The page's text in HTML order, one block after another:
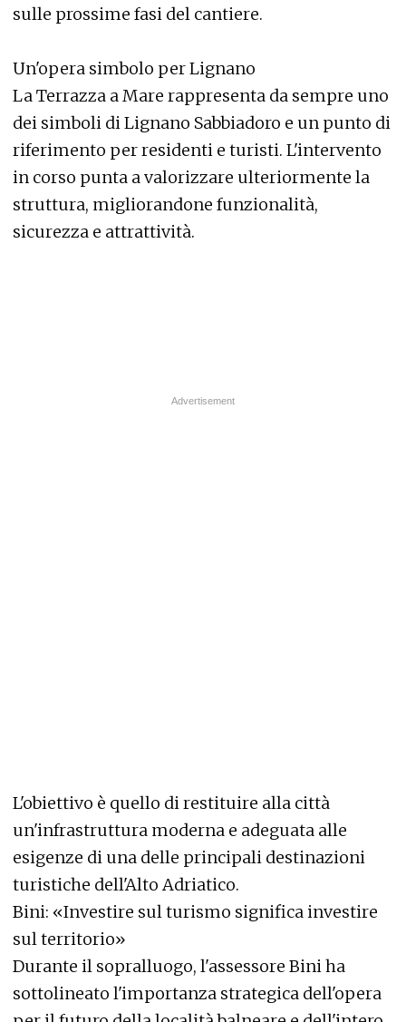
sulle prossime fasi del cantiere.
Un'opera simbolo per Lignano
La Terrazza a Mare rappresenta da sempre uno
dei simboli di Lignano Sabbiadoro e un punto di
riferimento per residenti e turisti. L'intervento
in corso punta a valorizzare ulteriormente la
struttura, migliorandone funzionalità,
sicurezza e attrattività.
L'obiettivo è quello di restituire alla città
un'infrastruttura moderna e adeguata alle
esigenze di una delle principali destinazioni
turistiche dell'Alto Adriatico.
Bini: «Investire sul turismo significa investire
sul territorio»
Durante il sopralluogo, l'assessore Bini ha
sottolineato l'importanza strategica dell'opera